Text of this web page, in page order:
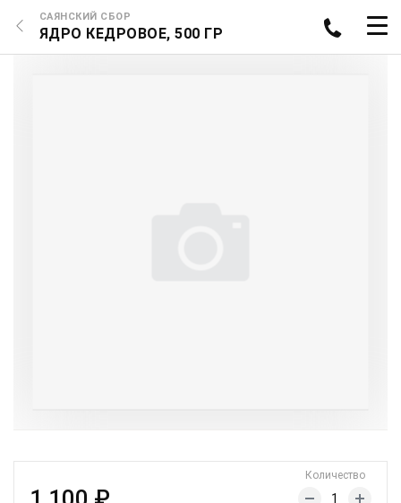
САЯНСКИЙ СБОР
ЯДРО КЕДРОВОЕ, 500 ГР
Количество